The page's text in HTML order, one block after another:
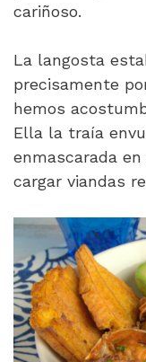
cariñoso.
La langosta
precisamente
hemos
Ella la traía
enmascarada
cargar viandas